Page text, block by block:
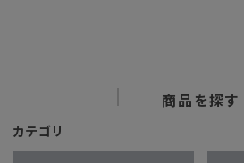
商品を探す
カテゴリ